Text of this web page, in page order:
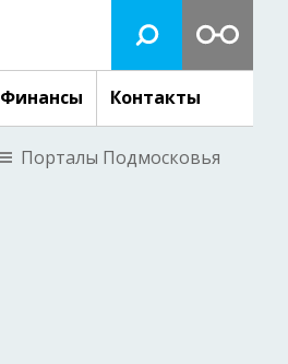
Финансы Контакты
Порталы Подмосковья